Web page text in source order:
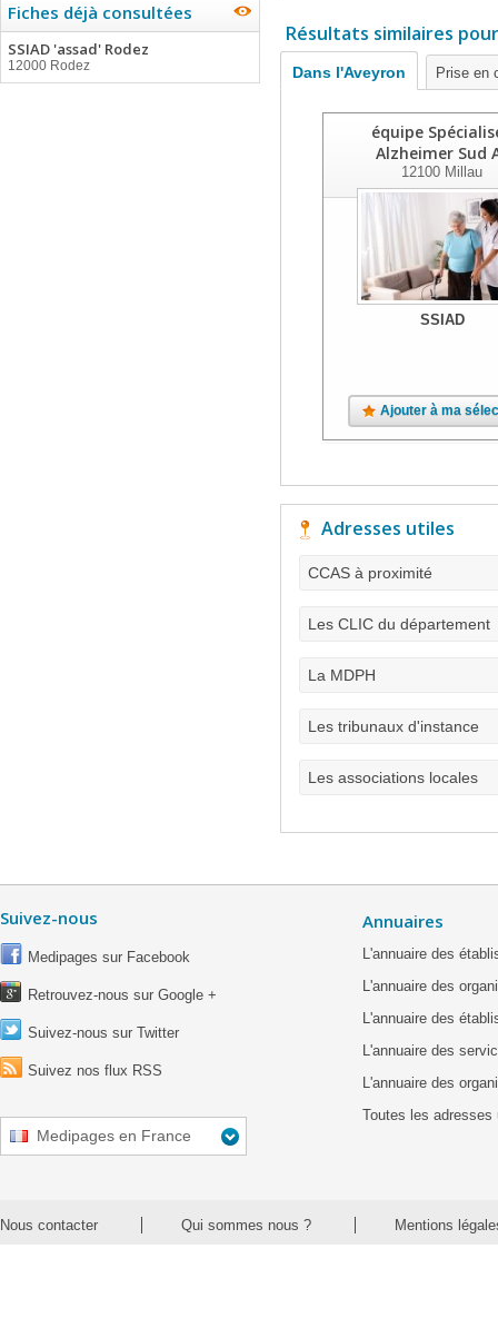
Fiches déjà consultées
SSIAD 'assad' Rodez
12000 Rodez
Résultats similaires
Dans l'Aveyron Prise en
équipe
Alzheimer Sud
12100 Millau
SSIAD
Ajouter à ma
Adresses utiles
CCAS à proximité
Les CLIC du département
La MDPH
Les tribunaux d'instance
Les associations locales
Suivez-nous
Medipages sur Facebook
Retrouvez-nous sur Google +
Suivez-nous sur Twitter
Suivez nos flux RSS
Medipages en France
Annuaires
L'annuaire des
L'annuaire des
L'annuaire des
L'annuaire des
L'annuaire des
Toutes les adresses
Nous contacter Qui sommes nous ? Mentions